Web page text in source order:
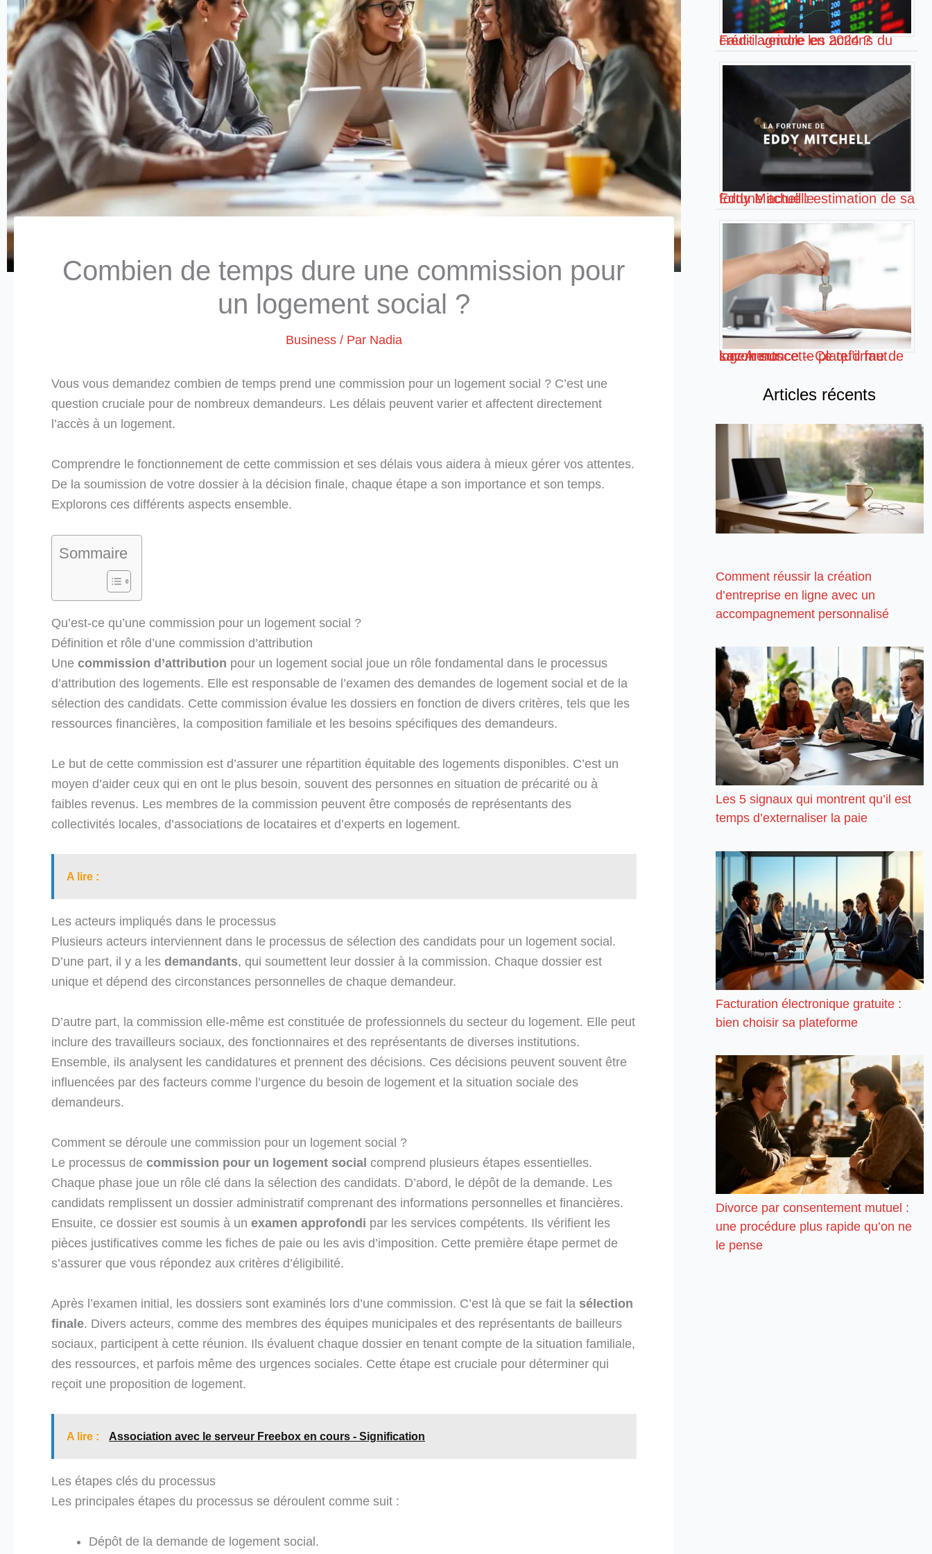
Combien de temps dure une commission pour
un logement social ?
Business/ Par Nadia
Vous vous demandez combien de temps prend une commission pour un logement social ? C’est une
question cruciale pour de nombreux demandeurs. Les délais peuvent varier et affectent directement
l’accès à un logement.
Comprendre le fonctionnement de cette commission et ses délais vous aidera à mieux gérer vos attentes.
De la soumission de votre dossier à la décision finale, chaque étape a son importance et son temps.
Explorons ces différents aspects ensemble.
Sommaire
Qu’est-ce qu’une commission pour un logement social ?
Définition et rôle d’une commission d’attribution
Une commission d’attribution pour un logement social joue un rôle fondamental dans le processus
d’attribution des logements. Elle est responsable de l’examen des demandes de logement social et de la
sélection des candidats. Cette commission évalue les dossiers en fonction de divers critères, tels que les
ressources financières, la composition familiale et les besoins spécifiques des demandeurs.
Le but de cette commission est d’assurer une répartition équitable des logements disponibles. C’est un
moyen d’aider ceux qui en ont le plus besoin, souvent des personnes en situation de précarité ou à
faibles revenus. Les membres de la commission peuvent être composés de représentants des
collectivités locales, d’associations de locataires et d’experts en logement.
A lire :
Les acteurs impliqués dans le processus
Plusieurs acteurs interviennent dans le processus de sélection des candidats pour un logement social.
D’une part, il y a les demandants, qui soumettent leur dossier à la commission. Chaque dossier est
unique et dépend des circonstances personnelles de chaque demandeur.
D’autre part, la commission elle-même est constituée de professionnels du secteur du logement. Elle peut
inclure des travailleurs sociaux, des fonctionnaires et des représentants de diverses institutions.
Ensemble, ils analysent les candidatures et prennent des décisions. Ces décisions peuvent souvent être
influencées par des facteurs comme l’urgence du besoin de logement et la situation sociale des
demandeurs.
Comment se déroule une commission pour un logement social ?
Le processus de commission pour un logement social comprend plusieurs étapes essentielles.
Chaque phase joue un rôle clé dans la sélection des candidats. D’abord, le dépôt de la demande. Les
candidats remplissent un dossier administratif comprenant des informations personnelles et financières.
Ensuite, ce dossier est soumis à un examen approfondi par les services compétents. Ils vérifient les
pièces justificatives comme les fiches de paie ou les avis d’imposition. Cette première étape permet de
s’assurer que vous répondez aux critères d’éligibilité.
Après l’examen initial, les dossiers sont examinés lors d’une commission. C’est là que se fait la sélection
finale. Divers acteurs, comme des membres des équipes municipales et des représentants de bailleurs
sociaux, participent à cette réunion. Ils évaluent chaque dossier en tenant compte de la situation familiale,
des ressources, et parfois même des urgences sociales. Cette étape est cruciale pour déterminer qui
reçoit une proposition de logement.
A lire : Association avec le serveur Freebox en cours - Signification
Les étapes clés du processus
Les principales étapes du processus se déroulent comme suit :
Dépôt de la demande de logement social.
Faut-il vendre les actions du crédit agricole en 2024 ?
Eddy Mitchell : estimation de sa fortune actuelle
Loc Annonce – Ce qu’il faut savoir sur cette plateforme de logements
Articles récents
Comment réussir la création
d’entreprise en ligne avec un
accompagnement personnalisé
Les 5 signaux qui montrent qu’il est
temps d’externaliser la paie
Facturation électronique gratuite :
bien choisir sa plateforme
Divorce par consentement mutuel :
une procédure plus rapide qu’on ne
le pense